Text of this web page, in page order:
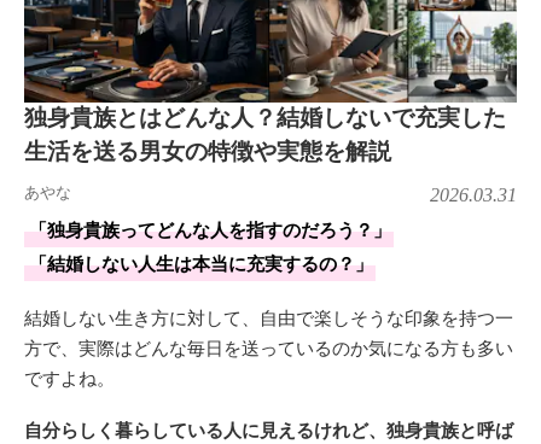
独身貴族とはどんな人？結婚しないで充実した
生活を送る男女の特徴や実態を解説
あやな 2026.03.31
「独身貴族ってどんな人を指すのだろう？」
「結婚しない人生は本当に充実するの？」
結婚しない生き方に対して、自由で楽しそうな印象を持つ一
方で、実際はどんな毎日を送っているのか気になる方も多い
ですよね。
自分らしく暮らしている人に見えるけれど、独身貴族と呼ば